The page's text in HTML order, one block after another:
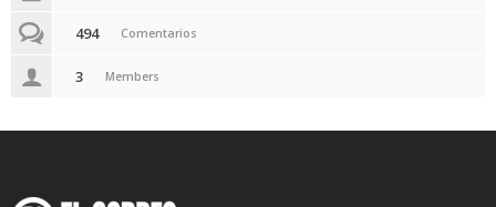
494 Comentarios
3 Members